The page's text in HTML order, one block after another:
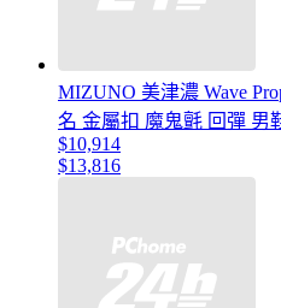
MIZUNO 美津濃 Wave
名 金屬扣 魔鬼氈 回彈 男
$10,914
$13,816